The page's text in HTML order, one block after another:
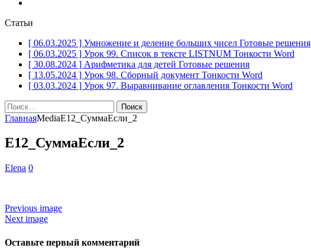
Статьи
[ 06.03.2025 ] Умножение и деление больших чисел Готовые решения
[ 06.03.2025 ] Урок 99. Список в тексте LISTNUM Тонкости Word
[ 30.08.2024 ] Арифметика для детей Готовые решения
[ 13.05.2024 ] Урок 98. Сборный документ Тонкости Word
[ 03.03.2024 ] Урок 97. Выравнивание оглавления Тонкости Word
Найти:
ГлавнаяMediaЕ12_СуммаЕсли_2
Е12_СуммаЕсли_2
Elena 0
Previous image
Next image
Оставьте первый комментарий